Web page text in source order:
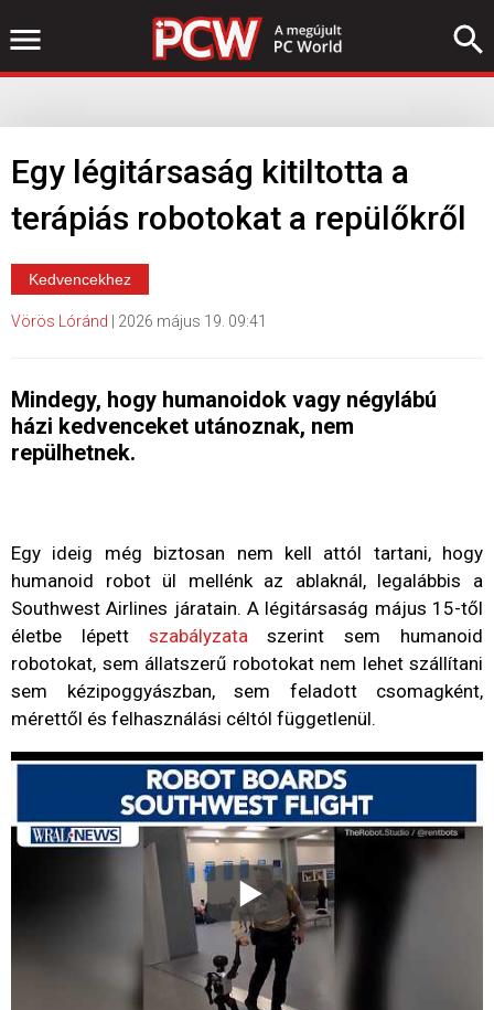
Egy légitársaság kitiltotta a
terápiás robotokat a repülőkről
Kedvencekhez
Vörös Lóránd 2026 május 19. 09:41
Mindegy, hogy humanoidok vagy négylábú
házi kedvenceket utánoznak, nem
repülhetnek.
Egy ideig még biztosan nem kell attól tartani, hogy
humanoid robot ül mellénk az ablaknál, legalábbis a
Southwest Airlines járatain. A légitársaság május 15-től
életbe lépett szabályzataszerint sem humanoid
robotokat, sem állatszerű robotokat nem lehet szállítani
sem kézipoggyászban, sem feladott csomagként,
mérettől és felhasználási céltól függetlenül.